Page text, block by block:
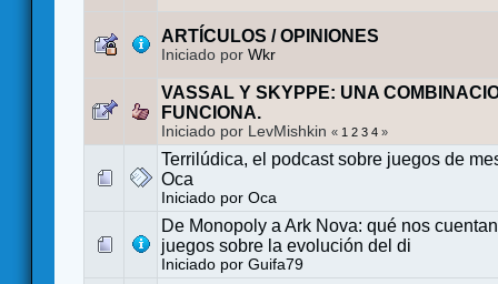
ARTÍCULOS / OPINIONES
Iniciado por Wkr
VASSAL Y SKYPPE: UNA
FUNCIONA.
Iniciado por LevMishkin « 1 2 3 4 »
Terrilúdica, el podcast sobre juegos de
Oca
Iniciado por Oca
De Monopoly a Ark Nova: qué nos
juegos sobre la evolución del di
Iniciado por Guifa79